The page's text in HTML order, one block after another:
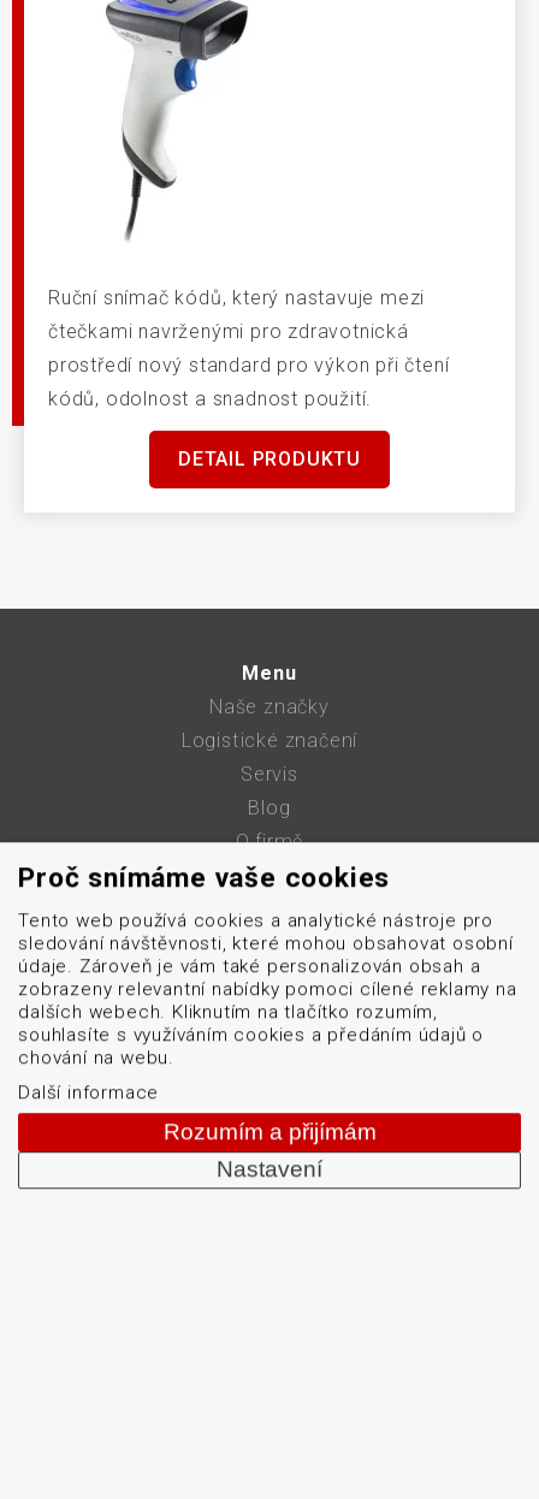
Ruční snímač kódů, který nastavuje mezi
čtečkami navrženými pro zdravotnická
prostředí nový standard pro výkon při čtení
kódů, odolnost a snadnost použití.
DETAIL PRODUKTU
Menu
Naše značky
Logistické značení
Servis
Blog
O firmě
Kontakt
Mapa stránek
Cookies
obchod@datascan.cz
Od roku 1992 dodáváme systémy pro čtení a tisk
Proč snímáme vaše cookies
Tento web používá cookies a analytické nástroje pro
sledování návštěvnosti, které mohou obsahovat osobní
údaje. Zároveň je vám také personalizován obsah a
zobrazeny relevantní nabídky pomoci cílené reklamy na
dalších webech. Kliknutím na tlačítko rozumím,
souhlasíte s využíváním cookies a předáním údajů o
chování na webu.
Další informace
Rozumím a přijímám
Nastavení